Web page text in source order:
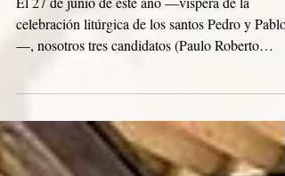
Paulinos
El 27 de junio de este año —víspera de la
celebración litúrgica de los santos Pedro y Pablo
y Maria Lucilândia de Souza Pereira) hicimos
nuestras promesas de incorporación a la
Asociación de Cooperadores Paulinos. La